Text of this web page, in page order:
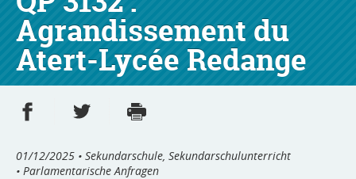
Agrandissement du
Atert-Lycée Redange
Partager sur Facebook
Partager sur Twitter
01/12/2025 • Sekundarschule, Sekundarschulunterricht
• Parlamentarische Anfragen